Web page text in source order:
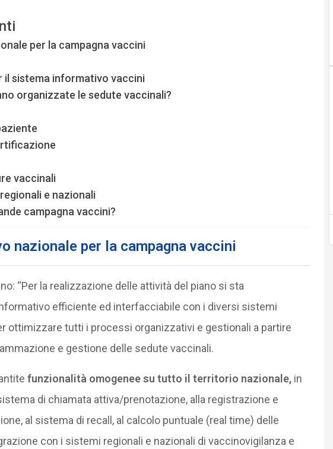
per la campagna vaccini
il sistema informativo vaccini
organizzate le sedute vaccinali?
vaccinali
e nazionali
campagna vaccini?
nazionale per la campagna vaccini
“Per la realizzazione delle attività del piano si sta
efficiente ed interfacciabile con i diversi sistemi
ottimizzare tutti i processi organizzativi e gestionali a partire
e gestione delle sedute vaccinali.
funzionalità omogenee su tutto il territorio nazionale,in
di chiamata attiva/prenotazione, alla registrazione e
al sistema di recall, al calcolo puntuale (real time) delle
con i sistemi regionali e nazionali di vaccinovigilanza e